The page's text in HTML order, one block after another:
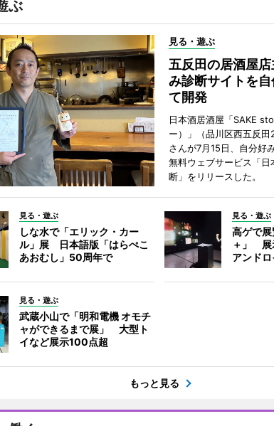
ぶ
見る・遊ぶ
五反田の居酒屋
み診断サイトを
て開発
日本酒居酒屋「SAKE
ー）」（品川区西五反
さんが7月15日、自分好
無料ウェブサービス「日
断」をリリースした。
見る・遊ぶ
しな水で「エリック・カー
ル」展 日本語版「はらぺこ
あおむし」50周年で
見る・遊ぶ
高ゲで
＋」 展
アンド
見る・遊ぶ
武蔵小山で「明和電機 オモチ
ャができるまで展」 大型ト
イなど展示100点超
もっと見る